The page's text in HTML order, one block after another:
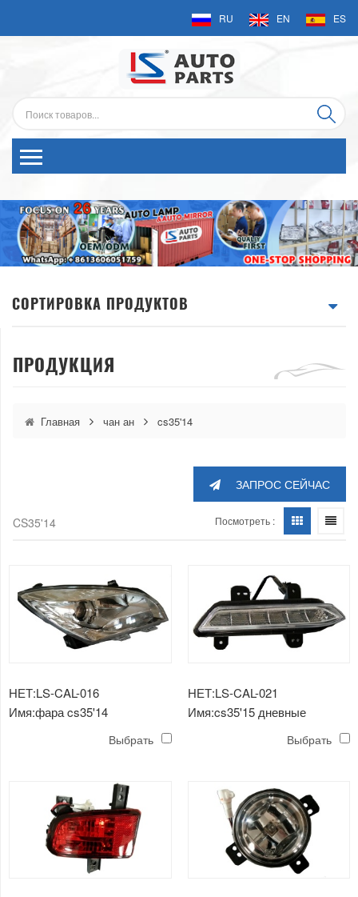
RU EN ES
СОРТИРОВКА ПРОДУКТОВ
ПРОДУКЦИЯ
Главная чан ан cs35'14
ЗАПРОС СЕЙЧАС
CS35'14 Посмотреть :
НЕТ:LS-CAL-016
Имя:фара cs35'14
Выбрать
НЕТ:LS-CAL-021
Имя:cs35'15 дневные
Выбрать